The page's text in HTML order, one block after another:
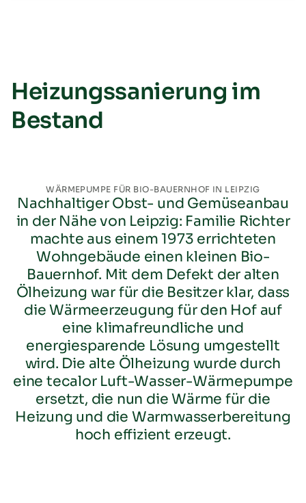
Heizungssanierung im
Bestand
WÄRMEPUMPE FÜR BIO-BAUERNHOF IN LEIPZIG
Nachhaltiger Obst- und Gemüseanbau
in der Nähe von Leipzig: Familie Richter
machte aus einem 1973 errichteten
Wohngebäude einen kleinen Bio-
Bauernhof. Mit dem Defekt der alten
Ölheizung war für die Besitzer klar, dass
die Wärmeerzeugung für den Hof auf
eine klimafreundliche und
energiesparende Lösung umgestellt
wird. Die alte Ölheizung wurde durch
eine tecalor Luft-Wasser-Wärmepumpe
ersetzt, die nun die Wärme für die
Heizung und die Warmwasserbereitung
hoch effizient erzeugt.